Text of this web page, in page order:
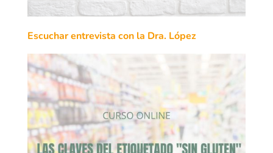
Escuchar entrevista con la Dra. López